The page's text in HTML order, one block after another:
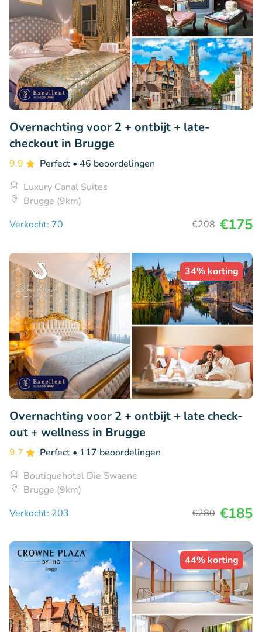
Overnachting voor 2 + ontbijt + late-
checkout in Brugge
9.9 Perfect • 46 beoordelingen
Luxury Canal Suites
Brugge (9km)
Verkocht: 70
€208 €175
34% korting
Overnachting voor 2 + ontbijt + late check-
out + wellness in Brugge
9.7 Perfect • 117 beoordelingen
Boutiquehotel Die Swaene
Brugge (9km)
Verkocht: 203
€280 €185
44% korting